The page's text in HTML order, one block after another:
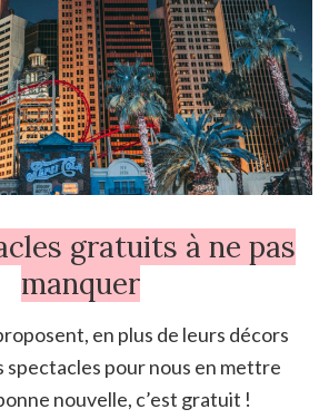
gratuits à ne pas
manquer
en plus de leurs décors
spectacles pour nous en mettre
nouvelle, c’est gratuit !